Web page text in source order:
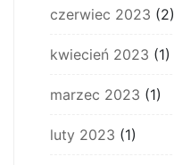
czerwiec 2023 (2)
kwiecień 2023 (1)
marzec 2023 (1)
luty 2023 (1)